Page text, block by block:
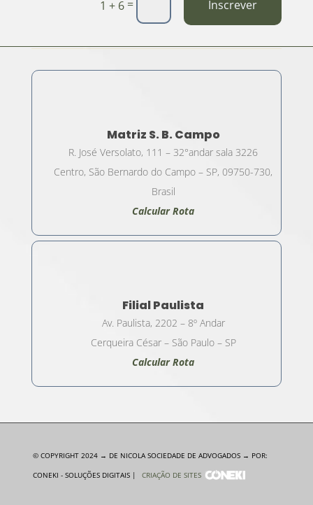
1 + 6 = Inscrever
Matriz S. B. Campo
R. José Versolato, 111 – 32°andar sala 3226
Centro, São Bernardo do Campo – SP, 09750-730,
Brasil
Calcular Rota
Filial Paulista
Av. Paulista, 2202 – 8º Andar
Cerqueira César – São Paulo – SP
Calcular Rota
© COPYRIGHT 2024 → DE NICOLA SOCIEDADE DE ADVOGADOS → POR:
CONEKI - SOLUÇÕES DIGITAIS |
CRIAÇÃO DE SITES